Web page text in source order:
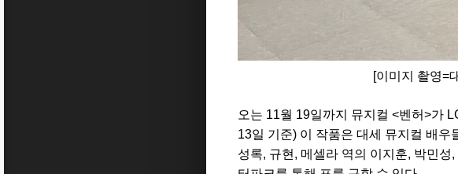
[이미지 촬영=
오는 11월 19일까지 뮤지컬 <벤허>가
13일 기준) 이 작품은 대세 뮤지컬 배우
성록, 규현 , 메셀라 역의 이지훈, 박민성,